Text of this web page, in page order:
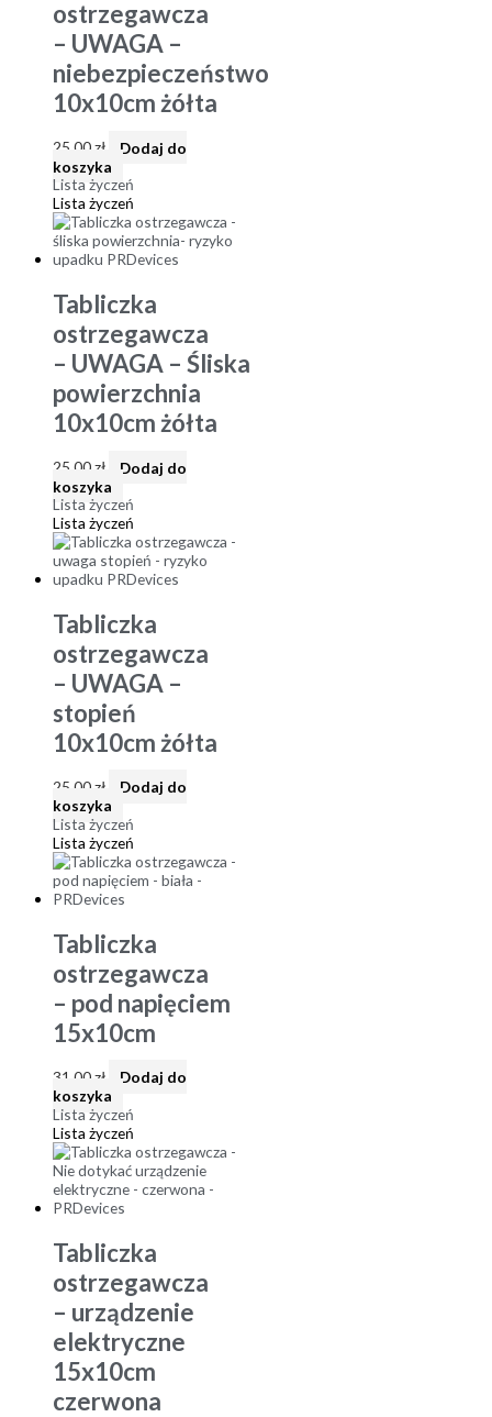
ostrzegawcza
– UWAGA –
niebezpieczeństwo
10x10cm żółta
25,00zł
Dodaj do
koszyka
Lista życzeń
Lista życzeń
Tabliczka
ostrzegawcza
– UWAGA – Śliska
powierzchnia
10x10cm żółta
25,00zł
Dodaj do
koszyka
Lista życzeń
Lista życzeń
Tabliczka
ostrzegawcza
– UWAGA –
stopień
10x10cm żółta
25,00zł
Dodaj do
koszyka
Lista życzeń
Lista życzeń
Tabliczka
ostrzegawcza
– pod napięciem
15x10cm
31,00zł
Dodaj do
koszyka
Lista życzeń
Lista życzeń
Tabliczka
ostrzegawcza
– urządzenie
elektryczne
15x10cm
czerwona